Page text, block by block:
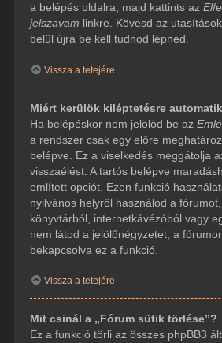
a belépés oldalra, majd kattints az
jelszavam linkre. Kövesd az
belül újra be kell tudnod lépned.
Vissza a tetejére
Miért kerülök kiléptetésre
Ha belépéskor nem jelölöd be az
a rendszer csak egy előre
belépve. Ez a viselkedés meggátolja
visszaélést. A tartós belépve
említett opciót. Ezen funkció
nyilvános helyről használod a
könyvtárból, internetkávézóból vagy
nem látod a jelölőnégyzetet, a
bekapcsolva ez a funkció.
Vissza a tetejére
Mit csinál a „Fórum sütik törlése”?
Ez a funkció törli az összes phpBB3